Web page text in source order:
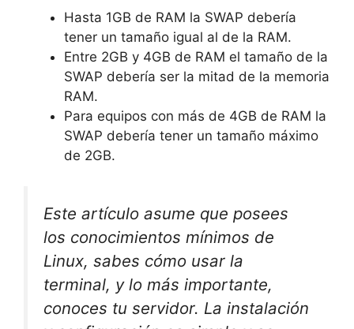
Hasta 1GB de RAM la SWAP debería
tener un tamaño igual al de la RAM.
Entre 2GB y 4GB de RAM el tamaño de la
SWAP debería ser la mitad de la memoria
RAM.
Para equipos con más de 4GB de RAM la
SWAP debería tener un tamaño máximo
de 2GB.
Este artículo asume que posees
los conocimientos mínimos de
Linux, sabes cómo usar la
terminal, y lo más importante,
conoces tu servidor. La instalación